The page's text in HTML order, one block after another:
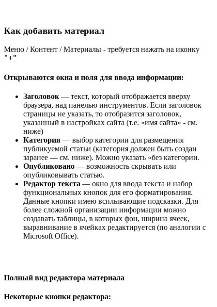
Как добавить материал
Меню / Контент / Материалы - требуется нажать на иконку
"+"
Открываются окна и поля для ввода информации:
Заголовок — текст, который отображается вверху
браузера, над панелью инструментов. Если заголовок
страницы не указать, то отобразится заголовок,
указанный в настройках сайта (т.е. «имя сайта» - см.
ниже)
Категория — выбор категории для размещения
публикуемой статьи (категория должен быть создан
заранее — см. ниже). Можно указать «без категории.
Опубликовано — возможность скрывать или
опубликовывать статью.
Редактор текста — окно для ввода текста и набор
функциональных кнопок для его форматирования.
Данные кнопки имею всплывающие подсказки. Для
более сложной организации информации можно
создавать таблицы, в которых фон, ширина ячеек,
выравнивание в ячейках редактируется (по аналогии с
Microsoft Office).
Полный вид редактора материала
Некоторые кнопки редактора: